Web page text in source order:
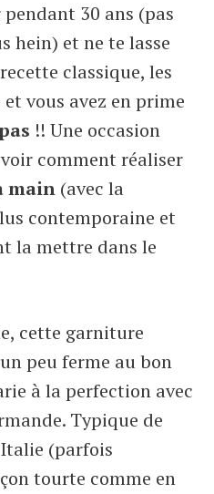
30 ans (pas
hein) et ne te lasse
classique, les
vous avez en prime
!! Une occasion
comment réaliser
main (avec la
contemporaine et
la mettre dans le
cette garniture
peu ferme au bon
à la perfection avec
Typique de
(parfois
tourte comme en